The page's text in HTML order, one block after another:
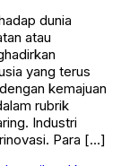
dunia
atau
yang terus
kemajuan
rubrik
Industri
Para […]